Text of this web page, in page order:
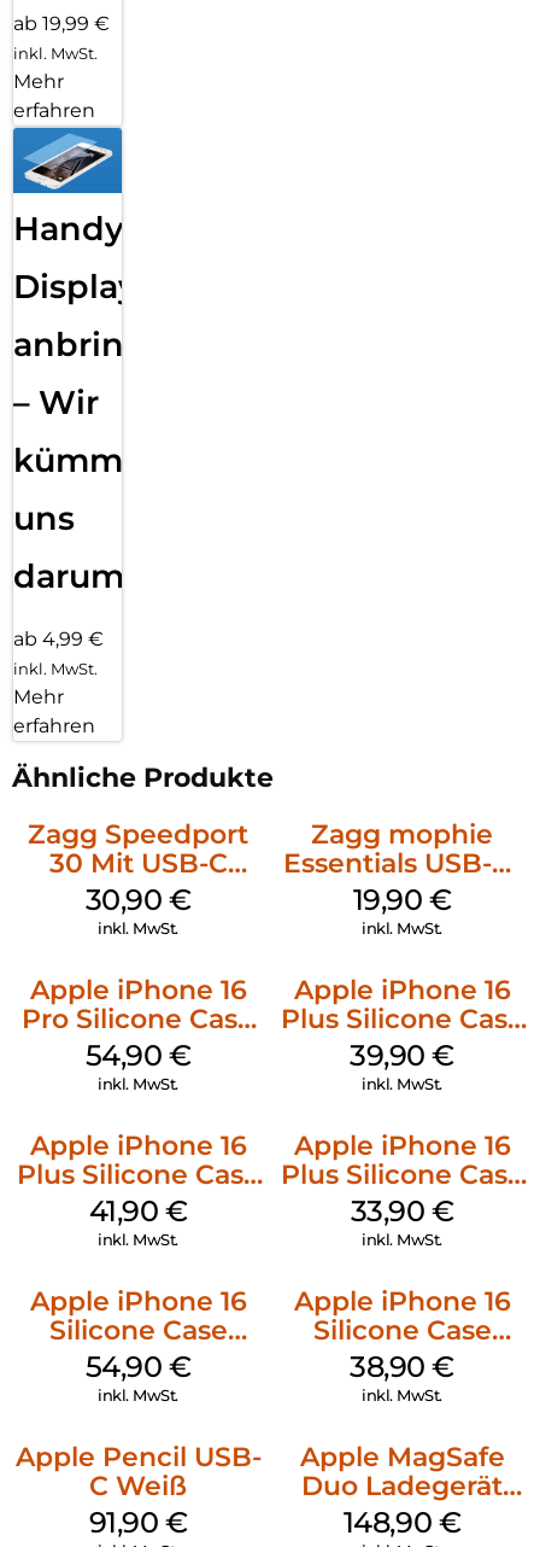
ab 19,99 €
inkl. MwSt.
Mehr
erfahren
Handy
Displayfolie
anbringen
– Wir
kümmern
uns
darum!
ab 4,99 €
inkl. MwSt.
Mehr
erfahren
Ähnliche Produkte
Zagg Speedport
30 Mit USB-C
Kabel Weiß
30,90 €
inkl. MwSt.
Zagg mophie
Essentials USB-C-
20W Charger PD
Weiß
19,90 €
inkl. MwSt.
Apple iPhone 16
Pro Silicone Case
MagSafe Black
54,90 €
inkl. MwSt.
Apple iPhone 16
Plus Silicone Case
MagSafe Plum
39,90€
inkl. MwSt.
Apple iPhone 16
Plus Silicone Case
MagSafe Stone
Gray
41,90 €
inkl. MwSt.
Apple iPhone 16
Plus Silicone Case
MagSafe Lake
Green
33,90 €
inkl. MwSt.
Apple iPhone 16
Silicone Case
MagSafe Lake
Green
54,90 €
inkl. MwSt.
Apple iPhone 16
Silicone Case
MagSafe
Ultramarine
38,90€
inkl. MwSt.
Apple Pencil USB-
C Weiß
91,90 €
Apple MagSafe
Duo Ladegerät
Weiß
148,90 €